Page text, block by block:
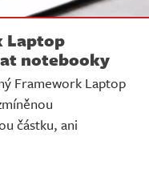
Laptop
notebooky
Framework Laptop
částku, ani